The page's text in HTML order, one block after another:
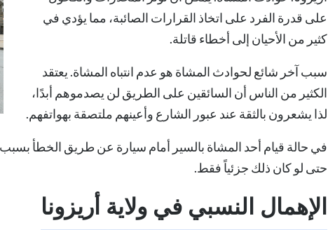
على قدرة الفرد على اتخاذ القرارات الصائبة، مما يؤدي في
كثير من الأحيان إلى أخطاء قاتلة.
سبب آخر شائع لحوادث المشاة هو عدم انتباه المشاة. يعتقد
الكثير من الناس أن السائقين على الطريق لن يصدموهم أبدًا،
لذا يشعرون بالثقة عند عبور الشارع وأعينهم ملتصقة بهواتفهم.
في حالة قيام أحد المشاة بالسير أمام سيارة عن طريق الخطأ
حتى لو كان ذلك جزئياً فقط.
الإهمال النسبي في ولاية أريزونا